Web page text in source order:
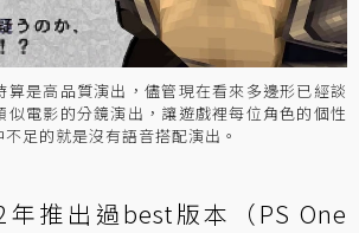
算是高品質演出，儘管現在看來多邊形已經談
似電影的分鏡演出，讓遊戲裡每位角色的個性
足的就是沒有語音搭配演出。
推出過best版本（PS One